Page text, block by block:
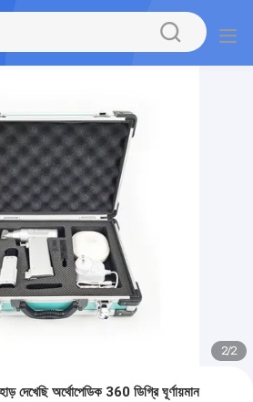
2/2
দেখেছি অর্থোপেডিক 360 ডিগ্রি ঘূর্ণায়মান